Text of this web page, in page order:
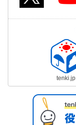
tenki.jp